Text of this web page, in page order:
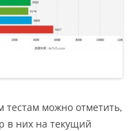
тестам можно отметить,
в них на текущий